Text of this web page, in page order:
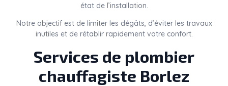
état de l’installation.
Notre objectif est de limiter les dégâts, d’éviter les travaux
inutiles et de rétablir rapidement votre confort.
Services de plombier
chauffagiste Borlez